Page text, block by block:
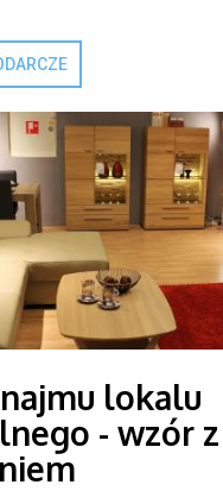
lokalu
- wzór z